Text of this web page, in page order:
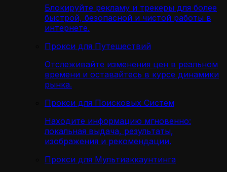
Блокируйте рекламу и трекеры для более
быстрой, безопасной и чистой работы в
интернете.
Прокси для Путешествий
Отслеживайте изменения цен в реальном
времени и оставайтесь в курсе динамики
рынка.
Прокси для Поисковых Систем
Находите информацию мгновенно:
локальная выдача, результаты,
изображения и рекомендации.
Прокси для Мультиаккаунтинга